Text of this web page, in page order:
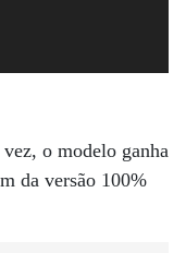
o modelo ganha
da versão 100%